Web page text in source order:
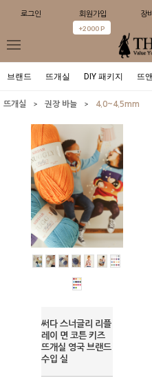
로그인 회원가입
+2000 P
장
브랜드 뜨개실 DIY 패키지 뜨
뜨개실 > 권장 바늘 > 4.0~4.5mm
써다 스너글리 리플
레이 면 코튼 키즈
뜨개실 영국 브랜드
수입 실